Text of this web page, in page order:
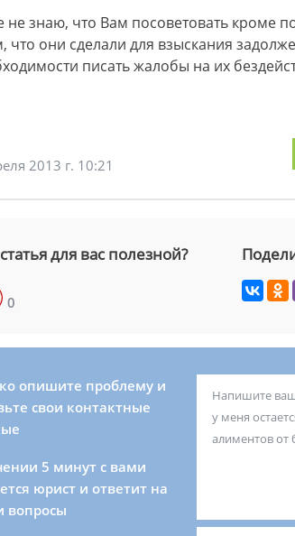
не знаю, что Вам посоветовать кроме
что они сделали для взыскания
писать жалобы на их
2013 г. 10:21
для вас полезной?
0
опишите проблему и
свои контактные
5 минут с вами
юрист и ответит на
вопросы